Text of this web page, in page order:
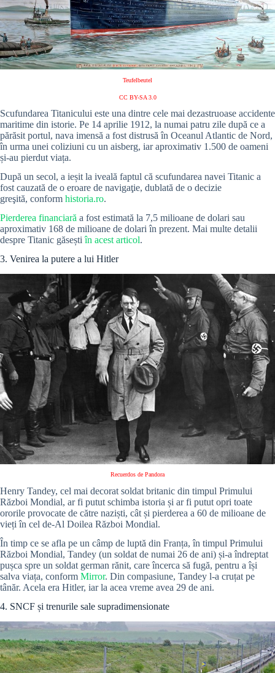
Teufelbeutel
CC BY-SA 3.0
Scufundarea Titanicului este una dintre cele mai dezastruoase accidente
maritime din istorie. Pe 14 aprilie 1912, la numai patru zile după ce a
părăsit portul, nava imensă a fost distrusă în Oceanul Atlantic de Nord,
în urma unei coliziuni cu un aisberg, iar aproximativ 1.500 de oameni
și-au pierdut viața.
După un secol, a ieșit la iveală faptul că scufundarea navei Titanic a
fost cauzată de o eroare de navigaţie, dublată de o decizie
greşită, conform historia.ro.
Pierderea financiară a fost estimată la 7,5 milioane de dolari sau
aproximativ 168 de milioane de dolari în prezent. Mai multe detalii
despre Titanic găseștiîn acest articol.
3. Venirea la putere a lui Hitler
Recuerdos de Pandora
Henry Tandey, cel mai decorat soldat britanic din timpul Primului
Război Mondial, ar fi putut schimba istoria și ar fi putut opri toate
ororile provocate de către naziști, cât și pierderea a 60 de milioane de
vieți în cel de-Al Doilea Război Mondial.
În timp ce se afla pe un câmp de luptă din Franța, în timpul Primului
Război Mondial, Tandey (un soldat de numai 26 de ani) și-a îndreptat
pușca spre un soldat german rănit, care încerca să fugă, pentru a își
salva viața, conform Mirror. Din compasiune, Tandey l-a cruțat pe
tânăr. Acela era Hitler, iar la acea vreme avea 29 de ani.
4. SNCF și trenurile sale supradimensionate